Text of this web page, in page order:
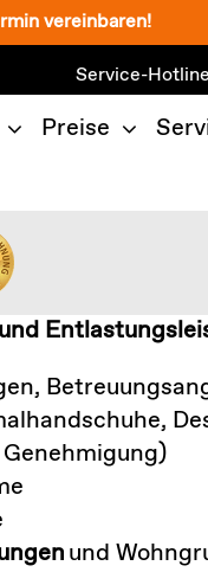
vereinbaren!
Service-
Preise
und